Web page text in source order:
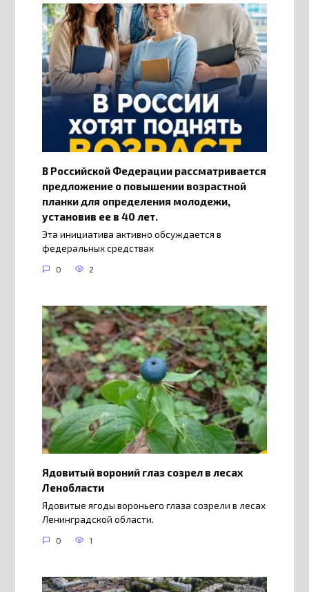
В Российской Федерации рассматривается
предложение о повышении возрастной
планки для определения молодежи,
установив ее в 40 лет.
Эта инициатива активно обсуждается в
федеральных средствах
0 2
Ядовитый вороний глаз созрел в лесах
Ленобласти
Ядовитые ягоды вороньего глаза созрели в лесах
Ленинградской области.
0 1